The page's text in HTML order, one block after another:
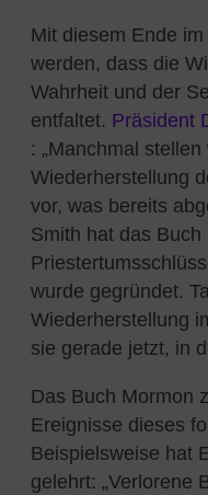
Mit diesem Ende
werden, dass die
Wahrheit und der
entfaltet. Präsident
: „Manchmal stellen
Wiederherstellung
vor, was bereits
Smith hat das
wurde gegründet.
Wiederherstellung
sie gerade jetzt, in
Das Buch Mormon
Ereignisse dieses
Beispielsweise hat
gelehrt: „Verlorene